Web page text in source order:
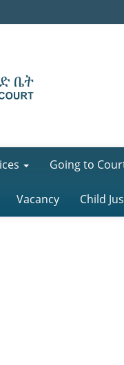
Going to
Vacancy Child